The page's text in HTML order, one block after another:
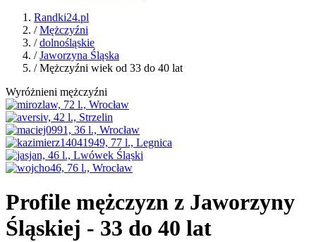
Randki24.pl
/Mężczyźni
/dolnośląskie
/Jaworzyna Śląska
/ Mężczyźni wiek od 33 do 40 lat
Wyróżnieni mężczyźni
Profile mężczyzn z Jaworzyny
Śląskiej - 33 do 40 lat